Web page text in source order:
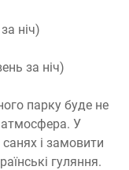
ніч)
за ніч)
парку буде не
атмосфера. У
і замовити
гуляння.